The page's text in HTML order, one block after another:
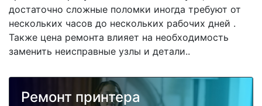
достаточно сложные поломки иногда требуют от
нескольких часов до нескольких рабочих дней .
Также цена ремонта влияет на необходимость
заменить неисправные узлы и детали..
Ремонт принтера